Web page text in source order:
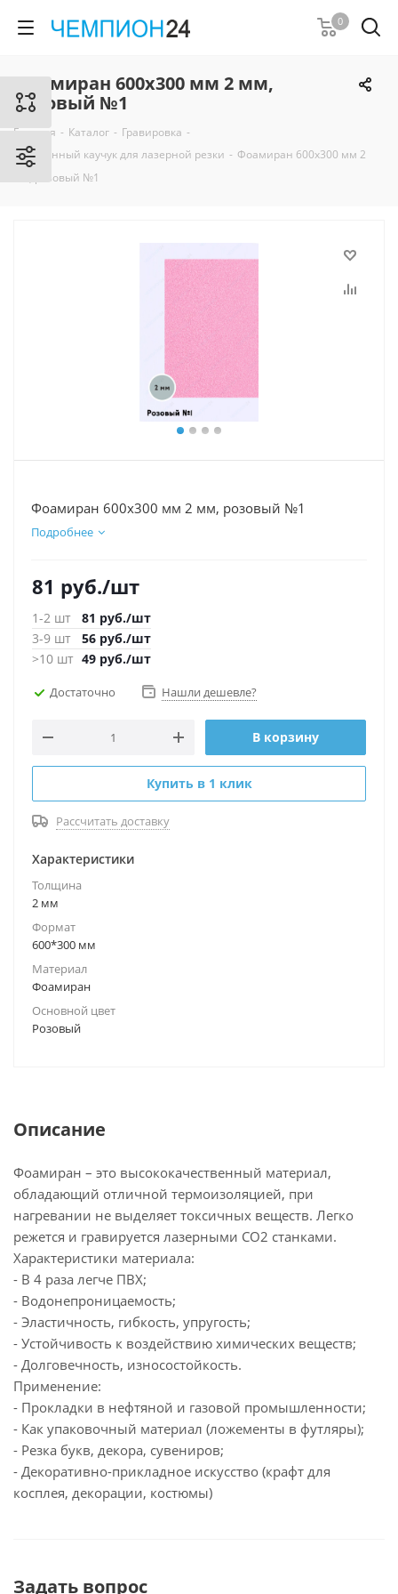
0
Фоамиран 600х300 мм 2 мм,
розовый №1
Главная - Каталог - Гравировка -
Вспененный каучук для лазерной резки - Фоамиран 600х300 мм 2
мм, розовый №1
Фоамиран 600х300 мм 2 мм, розовый №1
Подробнее
81 руб./шт
1-2 шт 81 руб./шт
3-9 шт
56 руб./шт
>10 шт 49 руб./шт
Достаточно Нашли дешевле?
В корзину
Купить в 1 клик
Рассчитать доставку
Характеристики
Толщина
2 мм
Формат
600*300 мм
Материал
Фоамиран
Основной цвет
Розовый
Описание
Фоамиран – это высококачественный материал,
обладающий отличной термоизоляцией, при
нагревании не выделяет токсичных веществ. Легко
режется и гравируется лазерными СО2 станками.
Характеристики материала:
- В 4 раза легче ПВХ;
- Водонепроницаемость;
- Эластичность, гибкость, упругость;
- Устойчивость к воздействию химических веществ;
- Долговечность, износостойкость.
Применение:
- Прокладки в нефтяной и газовой промышленности;
- Как упаковочный материал (ложементы в футляры);
- Резка букв, декора, сувениров;
- Декоративно-прикладное искусство (крафт для
косплея, декорации, костюмы)
Задать вопрос